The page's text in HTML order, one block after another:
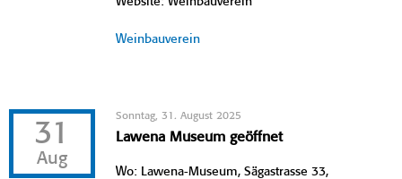
Weinbauverein
31
Aug
Sonntag, 31. August 2025
Lawena Museum geöffnet
Wo: Lawena-Museum, Sägastrasse 33,